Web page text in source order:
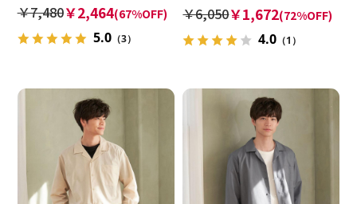
￥7,480￥2,464(67%OFF)
5.0（3）
ス
￥6,050￥1,672(72%OFF)
4.0 （1）